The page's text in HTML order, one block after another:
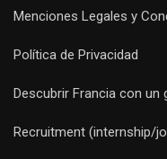
Menciones Legales y
Política de Privacidad
Descubrir Francia con un
Recruitment (internship/